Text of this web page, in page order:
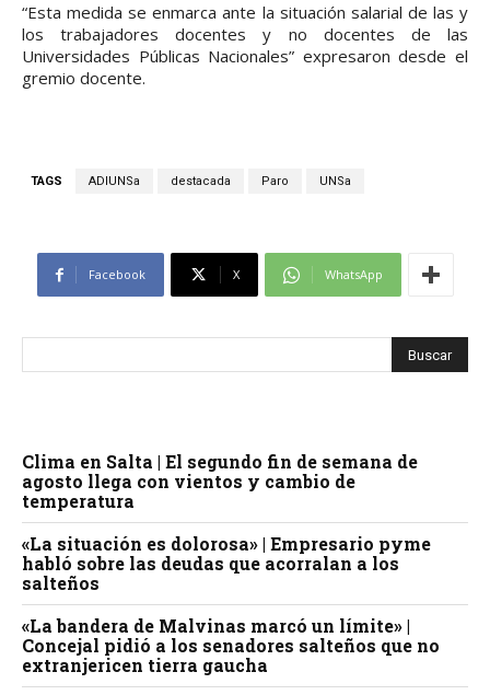
“Esta medida se enmarca ante la situación salarial de las y
los trabajadores docentes y no docentes de las
Universidades Públicas Nacionales” expresaron desde el
gremio docente.
TAGS ADIUNSa destacada Paro UNSa
Facebook X WhatsApp
Clima en Salta | El segundo fin de semana de
agosto llega con vientos y cambio de
temperatura
«La situación es dolorosa» | Empresario pyme
habló sobre las deudas que acorralan a los
salteños
«La bandera de Malvinas marcó un límite» |
Concejal pidió a los senadores salteños que no
extranjericen tierra gaucha